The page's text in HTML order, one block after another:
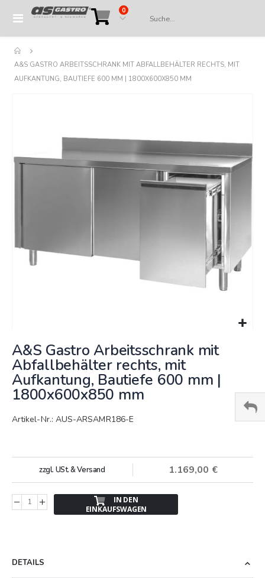
Navigation
Cart
0Artikel
A&S GASTRO ARBEITSSCHRANK MIT ABFALLBEHÄLTER RECHTS, MIT
AUFKANTUNG, BAUTIEFE 600 MM | 1800X600X850 MM
zum
Anfang
der
Bildergalerie
A&S Gastro Arbeitsschrank mit
Abfallbehälter rechts, mit
Aufkantung, Bautiefe 600 mm |
1800x600x850 mm
Artikel-Nr.: AUS-ARSAMR186-E
1.169,00 €
zzgl. USt. & Versand
IN DEN
EINKAUFSWAGEN
DETAILS